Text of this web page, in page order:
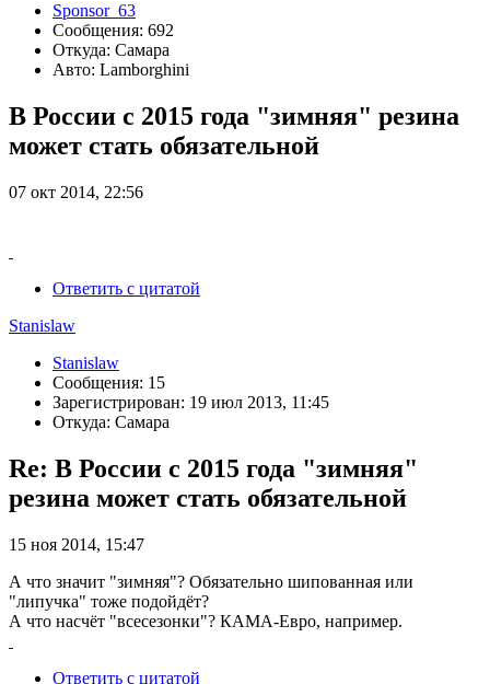
Sponsor_63
Сообщения: 692
Откуда: Самара
Авто: Lamborghini
В России с 2015 года "зимняя" резина
может стать обязательной
07 окт 2014, 22:56
Ответить с цитатой
Stanislaw
Stanislaw
Сообщения: 15
Зарегистрирован: 19 июл 2013, 11:45
Откуда: Самара
Re: В России с 2015 года "зимняя"
резина может стать обязательной
15 ноя 2014, 15:47
А что значит "зимняя"? Обязательно шипованная или
"липучка" тоже подойдёт?
А что насчёт "всесезонки"? КАМА-Евро, например.
Ответить с цитатой